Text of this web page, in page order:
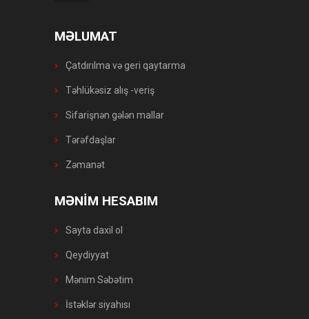
MƏLUMAT
Çatdırılma və geri qaytarma
Təhlükəsiz alış -veriş
Sifarişnən gələn mallar
Tərəfdaşlar
Zəmanət
MƏNİM HESABIM
Sayta daxil ol
Qeydiyyat
Mənim Səbətim
İstəklər siyahısı